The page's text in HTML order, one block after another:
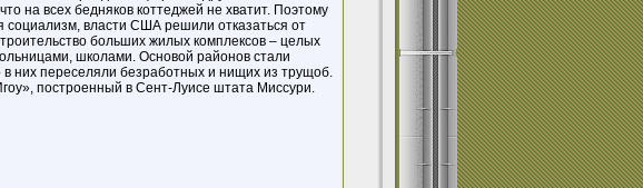
на всех бедняков коттеджей не хватит. Поэтому
социализм, власти США решили отказаться от
больших жилых комплексов – целых
школами. Основой районов стали
них переселяли безработных и нищих из трущоб.
построенный в Сент-Луисе штата Миссури.